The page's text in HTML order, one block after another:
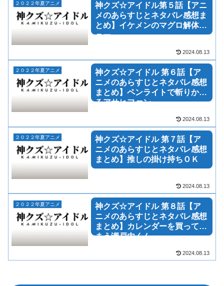
２０２２年夏アニメ
神クズ☆アイドル第５話【アニ
メのあらすじとネタバレ感想ま
とめ】イケメンのマグロ解体シ
ョー
2024.08.13
２０２２年夏アニメ
神クズ☆アイドル 第６話【ア
ニメのあらすじとネタバレ感想
まとめ】ペンライトで斬りかか
るアサヒファン
2024.08.13
２０２２年夏アニメ
神クズ☆アイドル 第７話【ア
ニメのあらすじとネタバレ感想
まとめ】推しの掛け持ちＯＫ
2024.08.13
２０２２年夏アニメ
神クズ☆アイドル 第８話【ア
ニメのあらすじとネタバレ感想
まとめ】カレンダーを買ってし
まう瀬戸内くん
2024.08.13